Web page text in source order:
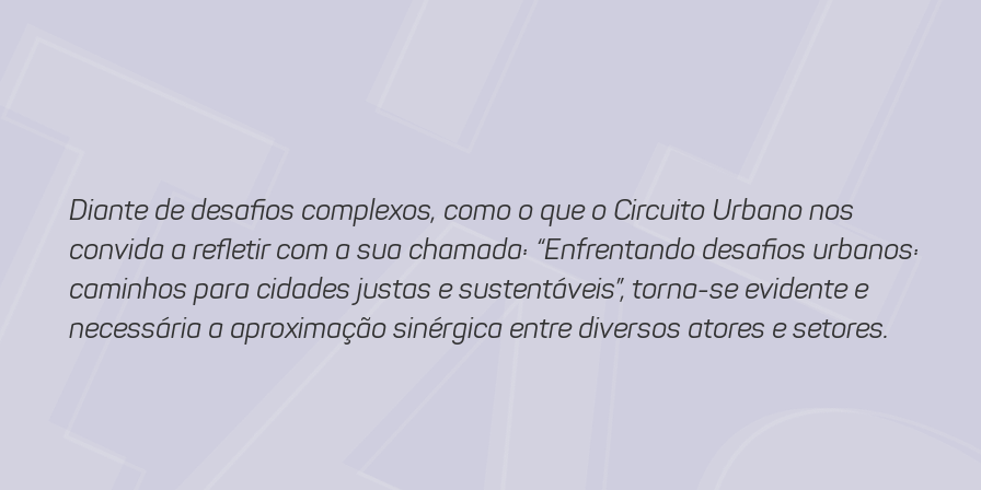
Diante de desafios complexos, como o que o Circuito Urbano nos
convida a refletir com a sua chamada: “Enfrentando desafios urbanos:
caminhos para cidades justas e sustentáveis”, torna-se evidente e
necessária a aproximação sinérgica entre diversos atores e setores.